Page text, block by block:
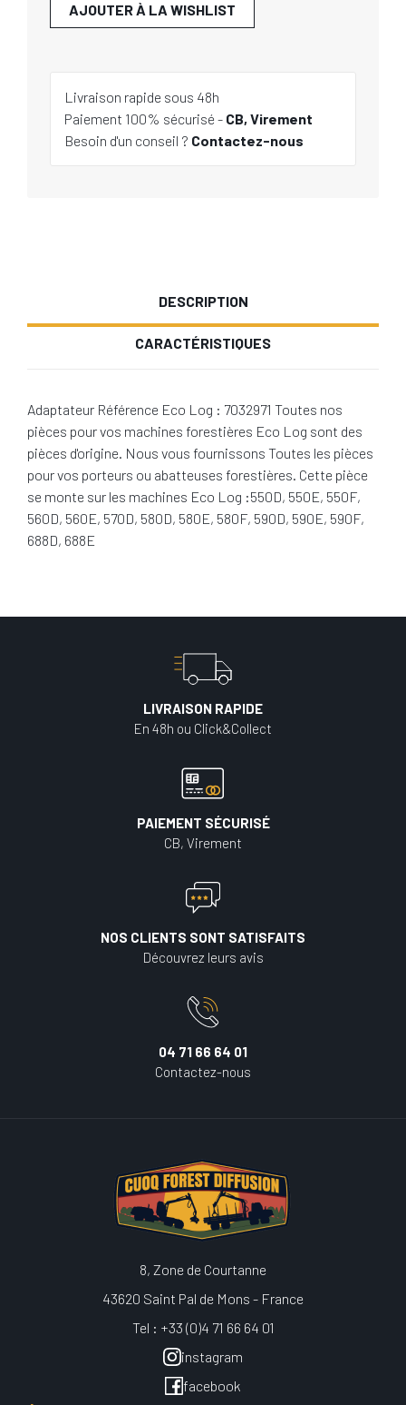
AJOUTER À LA WISHLIST
Livraison rapide sous 48h
Paiement 100% sécurisé - CB, Virement
Besoin d'un conseil ? Contactez-nous
DESCRIPTION
CARACTÉRISTIQUES
Adaptateur Référence Eco Log : 7032971 Toutes nos
pièces pour vos machines forestières Eco Log sont des
pièces d'origine. Nous vous fournissons Toutes les pièces
pour vos porteurs ou abatteuses forestières. Cette pièce
se monte sur les machines Eco Log :550D, 550E, 550F,
560D, 560E, 570D, 580D, 580E, 580F, 590D, 590E, 590F,
688D, 688E
LIVRAISON RAPIDE
En 48h ou Click&Collect
PAIEMENT SÉCURISÉ
CB, Virement
NOS CLIENTS SONT SATISFAITS
Découvrez leurs avis
04 71 66 64 01
Contactez-nous
8, Zone de Courtanne
43620 Saint Pal de Mons - France
Tel : +33 (0)4 71 66 64 01
instagram
facebook